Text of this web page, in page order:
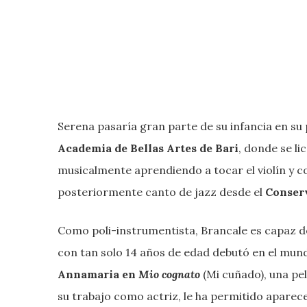
Serena pasaría gran parte de su infancia en
Academia de Bellas Artes de Bari, donde se
musicalmente aprendiendo a tocar el violín y
posteriormente canto de jazz desde el
Como poli-instrumentista, Brancale es capaz
con tan solo 14 años de edad debutó en el
Annamaria en Mio cognato (Mi cuñado), una
su trabajo como actriz, le ha permitido